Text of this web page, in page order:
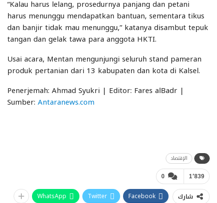
“Kalau harus lelang, prosedurnya panjang dan petani
harus menunggu mendapatkan bantuan, sementara tikus
dan banjir tidak mau menunggu,” katanya disambut tepuk
tangan dan gelak tawa para anggota HKTI.
Usai acara, Mentan mengunjungi seluruh stand pameran
produk pertanian dari 13 kabupaten dan kota di Kalsel.
Penerjemah: Ahmad Syukri | Editor: Fares alBadr |
Sumber: Antaranews.com
الإقتصاد
0 1٬839
شارك Facebook
Twitter
WhatsApp